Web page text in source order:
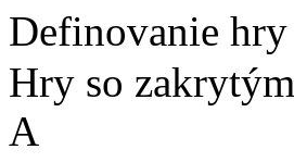
Definovanie hry
Hry so
A